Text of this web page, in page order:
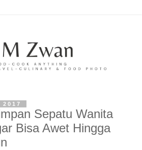
Sepatu Wanita
Bisa Awet Hingga